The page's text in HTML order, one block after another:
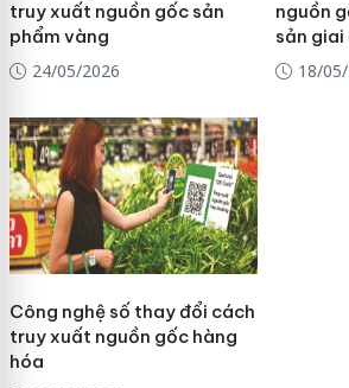
truy xuất nguồn gốc sản
phẩm vàng
24/05/2026
nguồn
sản
18/
Công nghệ số thay đổi cách
truy xuất nguồn gốc hàng
hóa